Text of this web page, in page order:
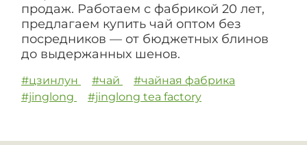
продаж. Работаем с фабрикой 20 лет,
предлагаем купить чай оптом без
посредников — от бюджетных блинов
до выдержанных шенов.
#цзинлун #чай
#чайная фабрика
#jinglong
#jinglong tea factory